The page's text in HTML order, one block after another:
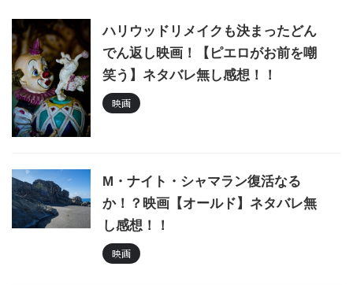
ハリウッドリメイクも決まったどん
でん返し映画！【ピエロがお前を嘲
笑う】ネタバレ無し感想！！
映画
M・ナイト・シャマラン復活なる
か！？映画【オールド】ネタバレ無
し感想！！
映画